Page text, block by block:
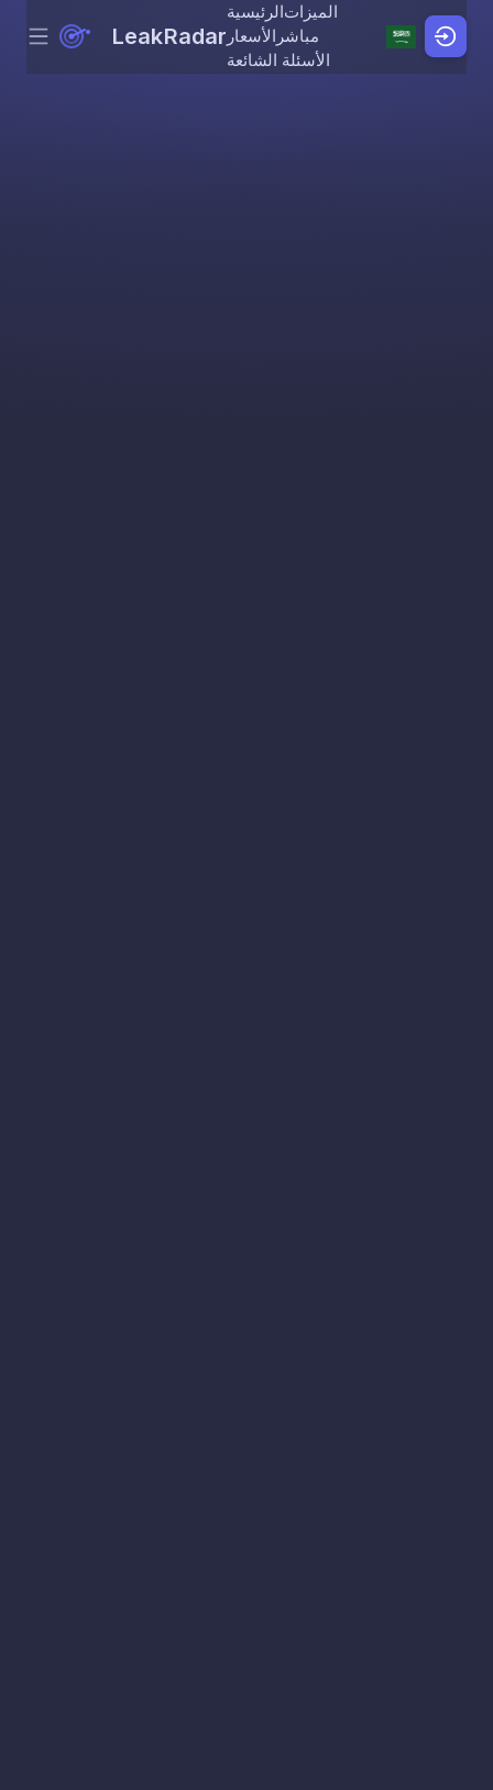
Skip to content
Menu LeakRadar
الرئيسيةالميزات
الأسعار مباشر
الأسئلة الشائعة